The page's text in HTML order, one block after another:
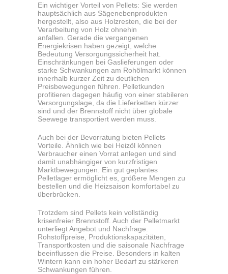
Ein wichtiger Vorteil von Pellets: Sie werden
hauptsächlich aus Sägenebenprodukten
hergestellt, also aus Holzresten, die bei der
Verarbeitung von Holz ohnehin
anfallen. Gerade die vergangenen
Energiekrisen haben gezeigt, welche
Bedeutung Versorgungssicherheit hat.
Einschränkungen bei Gaslieferungen oder
starke Schwankungen am Rohölmarkt können
innerhalb kurzer Zeit zu deutlichen
Preisbewegungen führen. Pelletkunden
profitieren dagegen häufig von einer stabileren
Versorgungslage, da die Lieferketten kürzer
sind und der Brennstoff nicht über globale
Seewege transportiert werden muss.
Auch bei der Bevorratung bieten Pellets
Vorteile. Ähnlich wie bei Heizöl können
Verbraucher einen Vorrat anlegen und sind
damit unabhängiger von kurzfristigen
Marktbewegungen. Ein gut geplantes
Pelletlager ermöglicht es, größere Mengen zu
bestellen und die Heizsaison komfortabel zu
überbrücken.
Trotzdem sind Pellets kein vollständig
krisenfreier Brennstoff. Auch der Pelletmarkt
unterliegt Angebot und Nachfrage.
Rohstoffpreise, Produktionskapazitäten,
Transportkosten und die saisonale Nachfrage
beeinflussen die Preise. Besonders in kalten
Wintern kann ein hoher Bedarf zu stärkeren
Schwankungen führen.